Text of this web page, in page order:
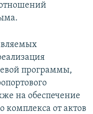
программы,
на обеспечение
комплекса от актов